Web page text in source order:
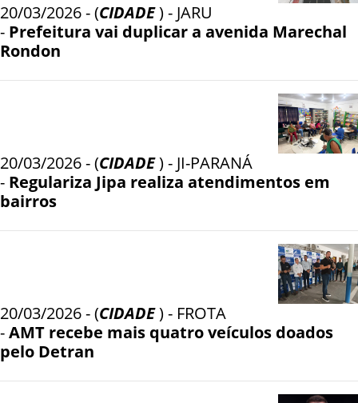
20/03/2026 - (CIDADE) - JARU
- Prefeitura vai duplicar a avenida Marechal
Rondon
20/03/2026 - (CIDADE) - JI-PARANÁ
- Regulariza Jipa realiza atendimentos em
bairros
20/03/2026 - (CIDADE) - FROTA
-AMT recebe mais quatro veículos doados
pelo Detran